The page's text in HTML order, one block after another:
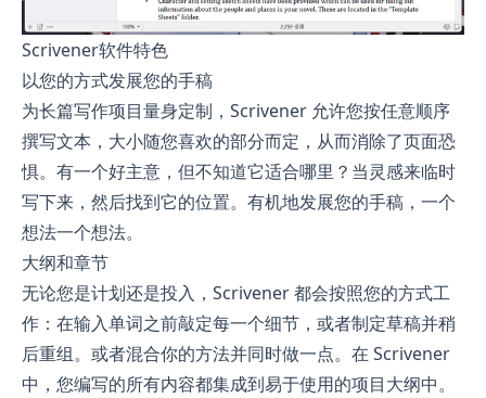
Scrivener软件特色
以您的方式发展您的手稿
为长篇写作项目量身定制，Scrivener 允许您按任意顺序
撰写文本，大小随您喜欢的部分而定，从而消除了页面恐
惧。有一个好主意，但不知道它适合哪里？当灵感来临时
写下来，然后找到它的位置。有机地发展您的手稿，一个
想法一个想法。
大纲和章节
无论您是计划还是投入，Scrivener 都会按照您的方式工
作：在输入单词之前敲定每一个细节，或者制定草稿并稍
后重组。或者混合你的方法并同时做一点。在 Scrivener
中，您编写的所有内容都集成到易于使用的项目大纲中。